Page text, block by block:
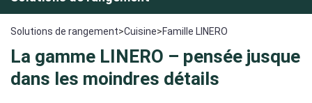
Solutions de rangement>Cuisine>Famille LINERO
La gamme LINERO – pensée jusque
dans les moindres détails